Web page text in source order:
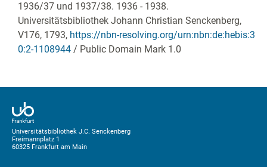
1936/37 und 1937/38. 1936 - 1938.
Universitätsbibliothek Johann Christian Senckenberg,
V176, 1793, https://nbn-resolving.org/urn:nbn:de:hebis:3
0:2-1108944 / Public Domain Mark 1.0
Universitätsbibliothek J.C. Senckenberg
Freimannplatz 1
60325 Frankfurt am Main